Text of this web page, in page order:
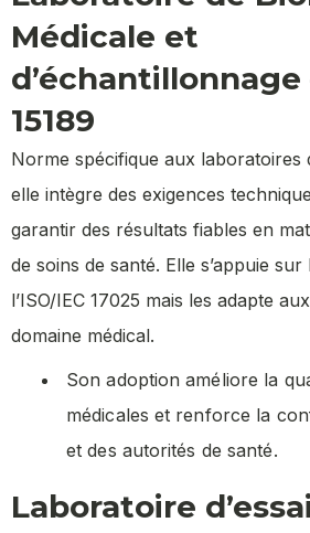
Médicale et
d’échantillonnage
15189
Norme spécifique aux laboratoires
elle intègre des exigences
garantir des résultats fiables en
de soins de santé. Elle s’appuie
l’ISO/IEC 17025 mais les adapte
domaine médical.
Son adoption améliore la
médicales et renforce la
et des autorités de santé.
Laboratoire